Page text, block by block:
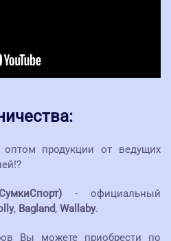
оптом продукции от ведущих
- официальный
, Bagland, Wallaby.
Вы можете приобрести по